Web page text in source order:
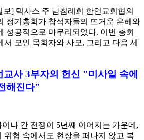
보] 텍사스 주 남침례회 한인교회협의
정기총회가 참석자들의 뜨거운 은혜와
성공적으로 마무리되었다. 이번 총회
서 모인 목회자와 사모, 그리고 다음 세
교사 3부자의 헌신 "미사일 속에
해진다"
나 간 전쟁이 5년째 이어지는 가운데,
위협 속에서도 현장을 떠나지 않고 복